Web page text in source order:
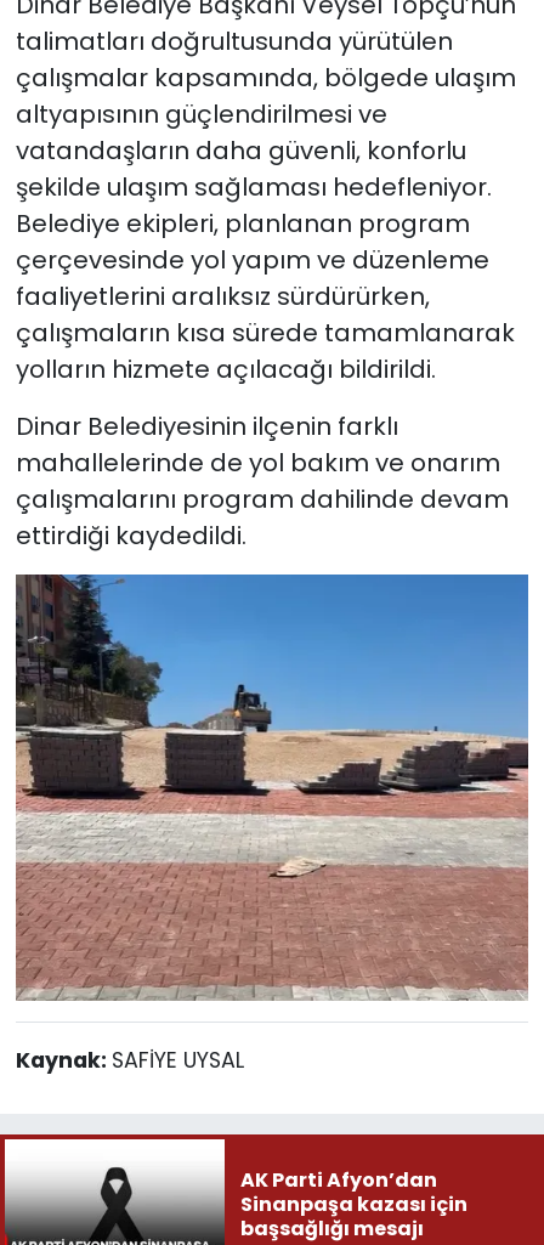
talimatları doğrultusunda yürütülen
çalışmalar kapsamında, bölgede ulaşım
altyapısının güçlendirilmesi ve
vatandaşların daha güvenli, konforlu
şekilde ulaşım sağlaması hedefleniyor.
Belediye ekipleri, planlanan program
çerçevesinde yol yapım ve düzenleme
faaliyetlerini aralıksız sürdürürken,
çalışmaların kısa sürede tamamlanarak
yolların hizmete açılacağı bildirildi.
Dinar Belediyesinin ilçenin farklı
mahallelerinde de yol bakım ve onarım
çalışmalarını program dahilinde devam
ettirdiği kaydedildi.
Kaynak: SAFİYE UYSAL
AK Parti Afyon’dan
Sinanpaşa kazası için
başsağlığı mesajı